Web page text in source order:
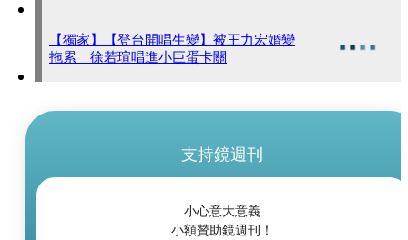
【獨家】【登台開唱生變】被王力宏婚變
拖累 徐若瑄唱進小巨蛋卡關
支持鏡週刊
小心意大意義
小額贊助鏡週刊！